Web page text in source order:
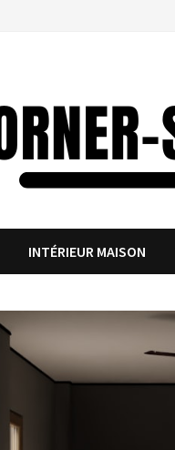
INTÉRIEUR MAISON